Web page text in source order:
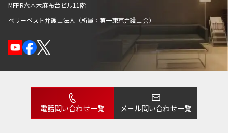
MFPR六本木麻布台ビル11階
ベリーベスト弁護士法人（所属：第一東京弁護士会）
電話問い合わせ一覧 メール問い合わせ一覧